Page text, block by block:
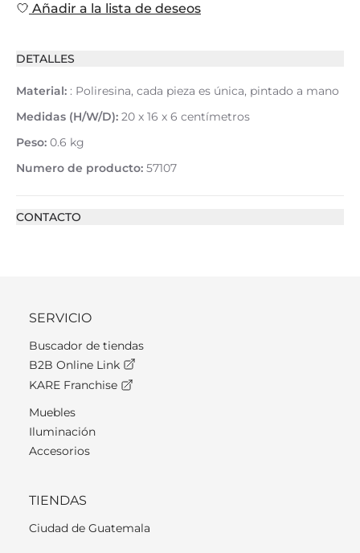
Añadir a la lista de deseos
DETALLES
Material: : Poliresina, cada pieza es única, pintado a mano
Medidas (H/W/D): 20 x 16 x 6 centímetros
Peso: 0.6 kg
Numero de producto: 57107
CONTACTO
SERVICIO
Buscador de tiendas
B2B Online Link
KARE Franchise
Muebles
Iluminación
Accesorios
TIENDAS
Ciudad de Guatemala